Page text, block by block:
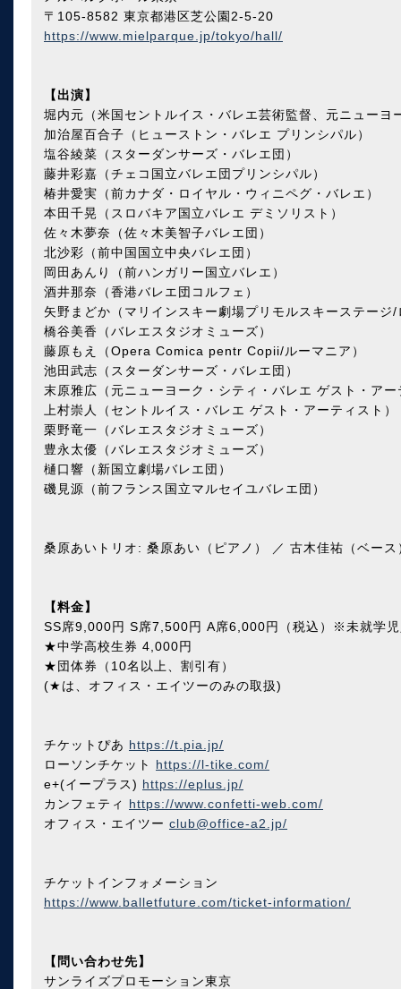
〒105-8582 東京都港区芝公園2-5-20
https://www.mielparque.jp/tokyo/hall/
【出演】
堀内元（米国セントルイス・バレエ芸術監督、元ニュー
加治屋百合子（ヒューストン・バレエ プリンシパル）
塩谷綾菜（スターダンサーズ・バレエ団）
藤井彩嘉（チェコ国立バレエ団プリンシパル）
椿井愛実（前カナダ・ロイヤル・ウィニペグ・バレエ）
本田千晃（スロバキア国立バレエ デミソリスト）
佐々木夢奈（佐々木美智子バレエ団）
北沙彩（前中国国立中央バレエ団）
岡田あんり（前ハンガリー国立バレエ）
酒井那奈（香港バレエ団コルフェ）
矢野まどか（マリインスキー劇場プリモルスキーステージ/
橋谷美香（バレエスタジオミューズ）
藤原もえ（Opera Comica pentr Copii/ルーマニア）
池田武志（スターダンサーズ・バレエ団）
末原雅広（元ニューヨーク・シティ・バレエ ゲスト・アー
上村崇人（セントルイス・バレエ ゲスト・アーティスト）
栗野竜一（バレエスタジオミューズ）
豊永太優（バレエスタジオミューズ）
樋口響（新国立劇場バレエ団）
磯見源（前フランス国立マルセイユバレエ団）
桑原あいトリオ: 桑原あい（ピアノ） ／ 古木佳祐（ベー
【料金】
SS席9,000円 S席7,500円 A席6,000円（税込）※未就学
★中学高校生券 4,000円
★団体券（10名以上、割引有）
(★は、オフィス・エイツーのみの取扱)
チケットぴあ https://t.pia.jp/
ローソンチケット https://l-tike.com/
e+(イープラス) https://eplus.jp/
カンフェティ https://www.confetti-web.com/
オフィス・エイツー club@office-a2.jp/
チケットインフォメーション
https://www.balletfuture.com/ticket-information/
【問い合わせ先】
サンライズプロモーション東京